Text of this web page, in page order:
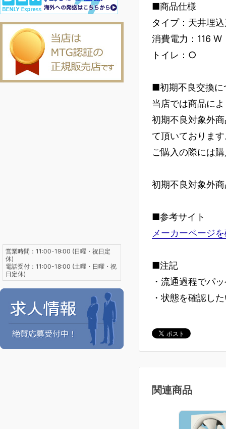
■商品仕様
タイプ：天井埋
消費電力：116 W
トイレ：○
■初期不良交換に
当店では商品に
初期不良対象外
て頂いておりま
ご購入の際には
初期不良対象外
■参考サイト
メーカーページ
■注記
・流通過程でパ
・状態を確認し
関連商品
営業時間：11:00-19:00 (日曜・祝日定
休)
電話受付：11:00-18:00 (土曜・日曜・祝
日定休)